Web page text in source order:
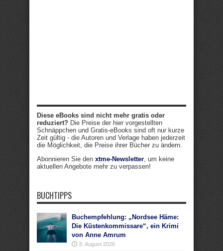
Diese eBooks sind nicht mehr gratis oder
reduziert? Die Preise der hier vorgestellten
Schnäppchen und Gratis-eBooks sind oft nur kurze
Zeit gültig - die Autoren und Verlage haben jederzeit
die Möglichkeit, die Preise ihrer Bücher zu ändern.
Abonnieren Sie den xtme-Newsletter, um keine
aktuellen Angebote mehr zu verpassen!
BUCHTIPPS
Buchempfehlung: „Nordsee Häme:
Die Küstenkommissare“, ein Krimi
von Anne Amrum
8. August 2026